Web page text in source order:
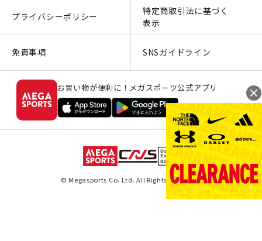
プライバシーポリシー
特定商取引法に基づく
表示
免責事項 SNSガイドライン
お買い物が便利に！メガスポーツ公式アプリ
© Megasports Co. Ltd. All Rights Reserved.